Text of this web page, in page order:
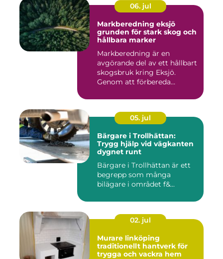
06. jul
Markberedning eksjö
grunden för stark skog och
hållbara marker
Markberedning är en
avgörande del av ett hållbart
skogsbruk kring Eksjö.
Genom att förbereda
05. jul
Bärgare i Trollhättan:
Trygg hjälp vid vägkanten
dygnet runt
Bärgare i Trollhättan är ett
begrepp som många
bilägare i området f&...
02. jul
Murare linköping
traditionellt hantverk för
trygga och vackra hem